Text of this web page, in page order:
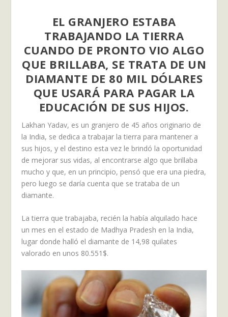
EL GRANJERO ESTABA
TRABAJANDO LA TIERRA
CUANDO DE PRONTO VIO ALGO
QUE BRILLABA, SE TRATA DE UN
DIAMANTE DE 80 MIL DÓLARES
QUE USARÁ PARA PAGAR LA
EDUCACIÓN DE SUS HIJOS.
Lakhan Yadav, es un granjero de 45 años originario de
la India, se dedica a trabajar la tierra para mantener a
sus hijos, y el destino esta vez le brindó la oportunidad
de mejorar sus vidas, al encontrarse algo que brillaba
mucho y que, en un principio, pensó que era una piedra,
pero luego se daría cuenta que se trataba de un
diamante.
La tierra que trabajaba, recién la había alquilado hace
un mes en el estado de Madhya Pradesh en la India,
lugar donde halló el diamante de 14,98 quilates
valorado en unos 80.551$.